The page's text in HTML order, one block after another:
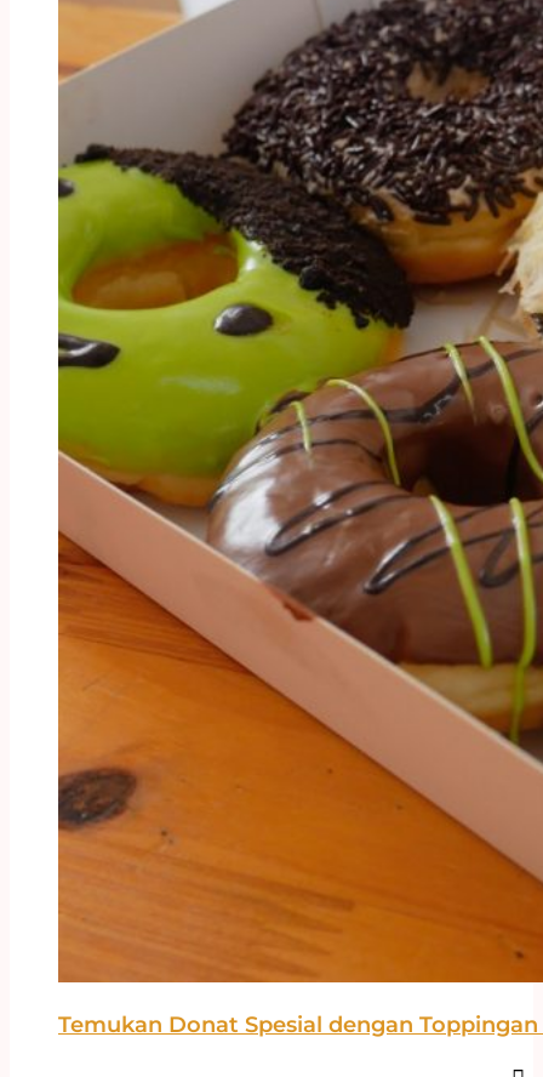
Temukan Donat Spesial dengan